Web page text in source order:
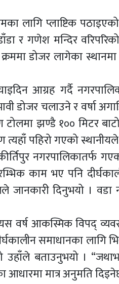
लागि प्लाष्टिक
र गणेश मन्दिर
डोजर लागेका
आग्रह गर्दै
डोजर चलाउने र वर्षा
टोलमा झण्डै १०० मिटर
त्यहाँ पहिरो गएको
नगरपालिकातर्फ
काम भए पनि
जानकारी दिनुभयो ।
वर्ष आकस्मिक विपद्
समाधानका लागि
उहाँले बताउनुभयो ।
मात्र अनुमति